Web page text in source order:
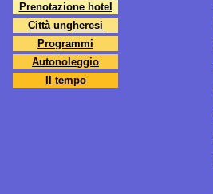
Prenotazione hotel
Città ungheresi
Programmi
Autonoleggio
Il tempo